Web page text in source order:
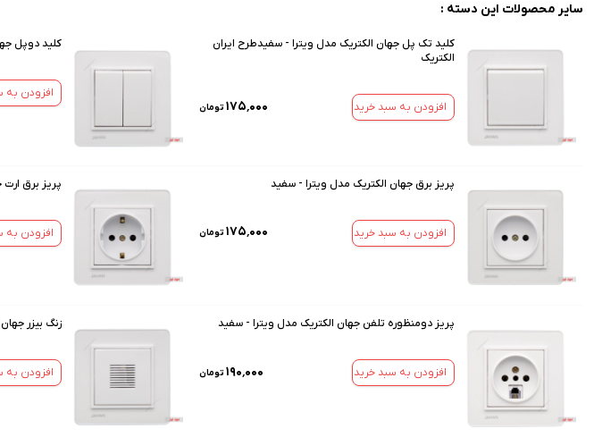
سایر محصولات این دسته :
کلید تک پل جهان الکتریک مدل ویترا - سفیدطرح ایران
الکتریک
افزودن به سبد خرید ۱۷۵٬۰۰۰ تومان
کلید دوپل
افزودن به
پریز برق جهان الکتریک مدل ویترا - سفید
افزودن به سبد خرید ۱۷۵٬۰۰۰ تومان
پریز برق
افزودن به
پریز دومنظوره تلفن جهان الکتریک مدل ویترا - سفید
افزودن به سبد خرید ۱۹۰٬۰۰۰ تومان
زنگ بیزر
افزودن به